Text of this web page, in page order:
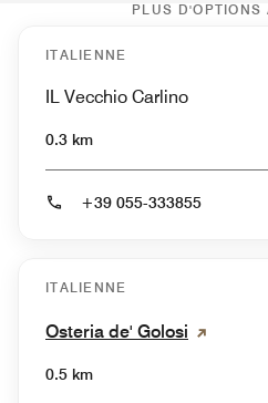
PLUS D'OPTIONS
ITALIENNE
IL Vecchio Carlino
0.3 km
+39 055-333855
ITALIENNE
Osteria de' Golosi
0.5 km